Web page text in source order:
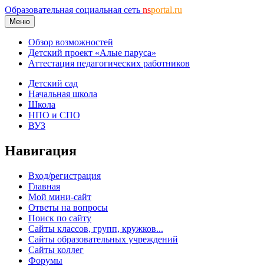
Образовательная социальная сеть nsportal.ru
Меню
Обзор возможностей
Детский проект «Алые паруса»
Аттестация педагогических работников
Детский сад
Начальная школа
Школа
НПО и СПО
ВУЗ
Навигация
Вход/регистрация
Главная
Мой мини-сайт
Ответы на вопросы
Поиск по сайту
Сайты классов, групп, кружков...
Сайты образовательных учреждений
Сайты коллег
Форумы